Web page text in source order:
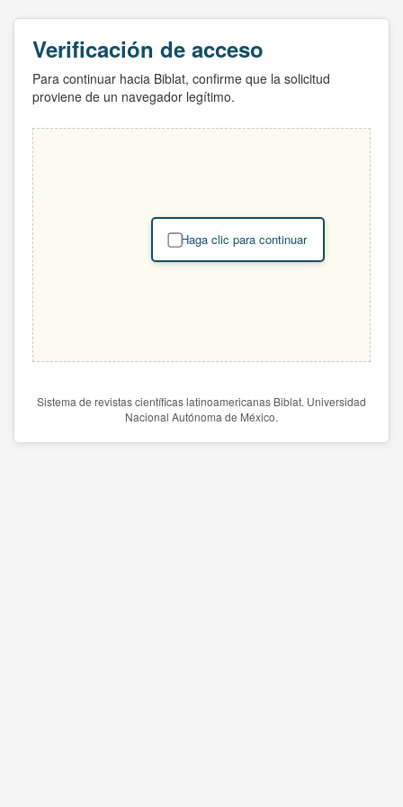
Verificación de acceso
Para continuar hacia Biblat, confirme que la solicitud
proviene de un navegador legítimo.
Haga clic para continuar
Sistema de revistas científicas latinoamericanas Biblat. Universidad
Nacional Autónoma de México.